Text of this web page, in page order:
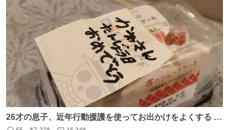
ト
数
数
26才の息子、近年行動援護を使ってお出かけをよくする 親